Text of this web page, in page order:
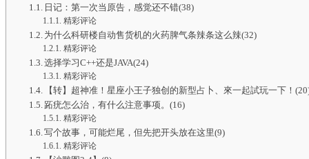
日记：第一次当原告，感觉还不错(38)
精彩评论
为什么科研楼自动售货机的火药脾气条辣条这么辣(32)
精彩评论
选择学习C++还是JAVA(24)
精彩评论
【转】超神准！星座小王子独创的新型占卜、來一起試玩一下！
跖疣怎么治，有什么注意事项。(16)
精彩评论
写个故事，可能烂尾，但先把开头放在这里(9)
精彩评论